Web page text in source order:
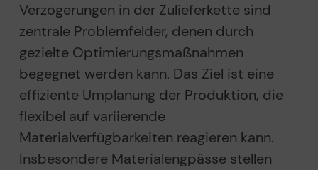
Verzögerungen in der Zulieferkette sind
zentrale Problemfelder, denen durch
gezielte Optimierungsmaßnahmen
begegnet werden kann. Das Ziel ist eine
effiziente Umplanung der Produktion, die
flexibel auf variierende
Materialverfügbarkeiten reagieren kann.
Insbesondere Materialengpässe stellen